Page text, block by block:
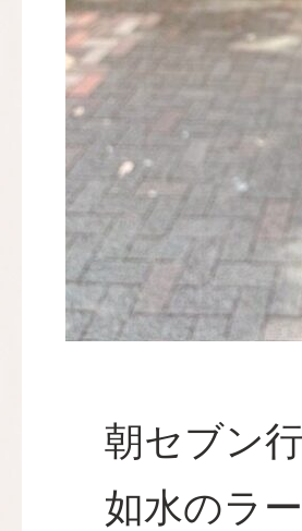
朝セブン
如水のラ